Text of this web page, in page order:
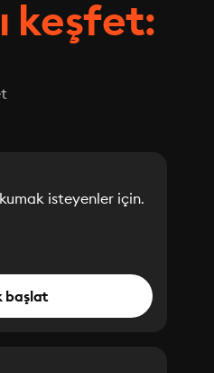
keşfet:
isteyenler için.
başlat